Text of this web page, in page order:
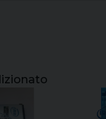
dc